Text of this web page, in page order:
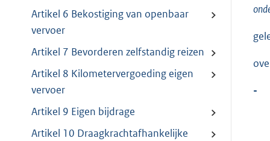
Artikel 6 Bekostiging van openbaar
vervoer
Artikel 7 Bevorderen zelfstandig reizen
Artikel 8 Kilometervergoeding eigen
vervoer
Artikel 9 Eigen bijdrage
Artikel 10 Draagkrachtafhankelijke
-